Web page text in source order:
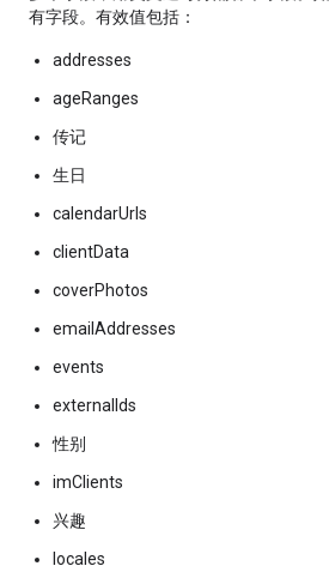
有字段。有效值包括：
addresses
ageRanges
传记
生日
calendarUrls
clientData
coverPhotos
emailAddresses
events
externalIds
性别
imClients
兴趣
locales